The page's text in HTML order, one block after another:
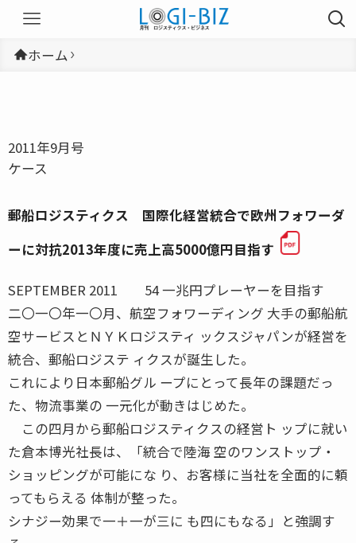
ホーム
2011年9月号
ケース
郵船ロジスティクス 国際化経営統合で欧州フォワーダ
ーに対抗2013年度に売上高5000億円目指す
SEPTEMBER 2011 54 一兆円プレーヤーを目指す
二〇一〇年一〇月、航空フォワーディング 大手の郵船航
空サービスとＮＹＫロジスティ ックスジャパンが経営を
統合、郵船ロジステ ィクスが誕生した。
これにより日本郵船グル ープにとって長年の課題だっ
た、物流事業の 一元化が動きはじめた。
この四月から郵船ロジスティクスの経営ト ップに就い
た倉本博光社長は、「統合で陸海 空のワンストップ・
ショッピングが可能にな り、お客様に当社を全面的に頼
ってもらえる 体制が整った。
シナジー効果で一＋一が三に も四にもなる」と強調す